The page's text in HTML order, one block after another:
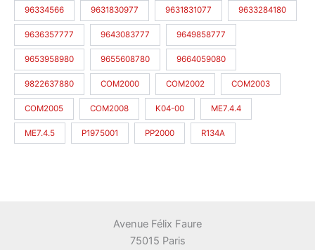
96334566 9631830977 9631831077 9633284180
9636357777 9643083777 9649858777
9653958980 9655608780 9664059080
9822637880 COM2000 COM2002 COM2003
COM2005 COM2008 K04-00 ME7.4.4
ME7.4.5 P1975001 PP2000 R134A
Avenue Félix Faure
75015 Paris